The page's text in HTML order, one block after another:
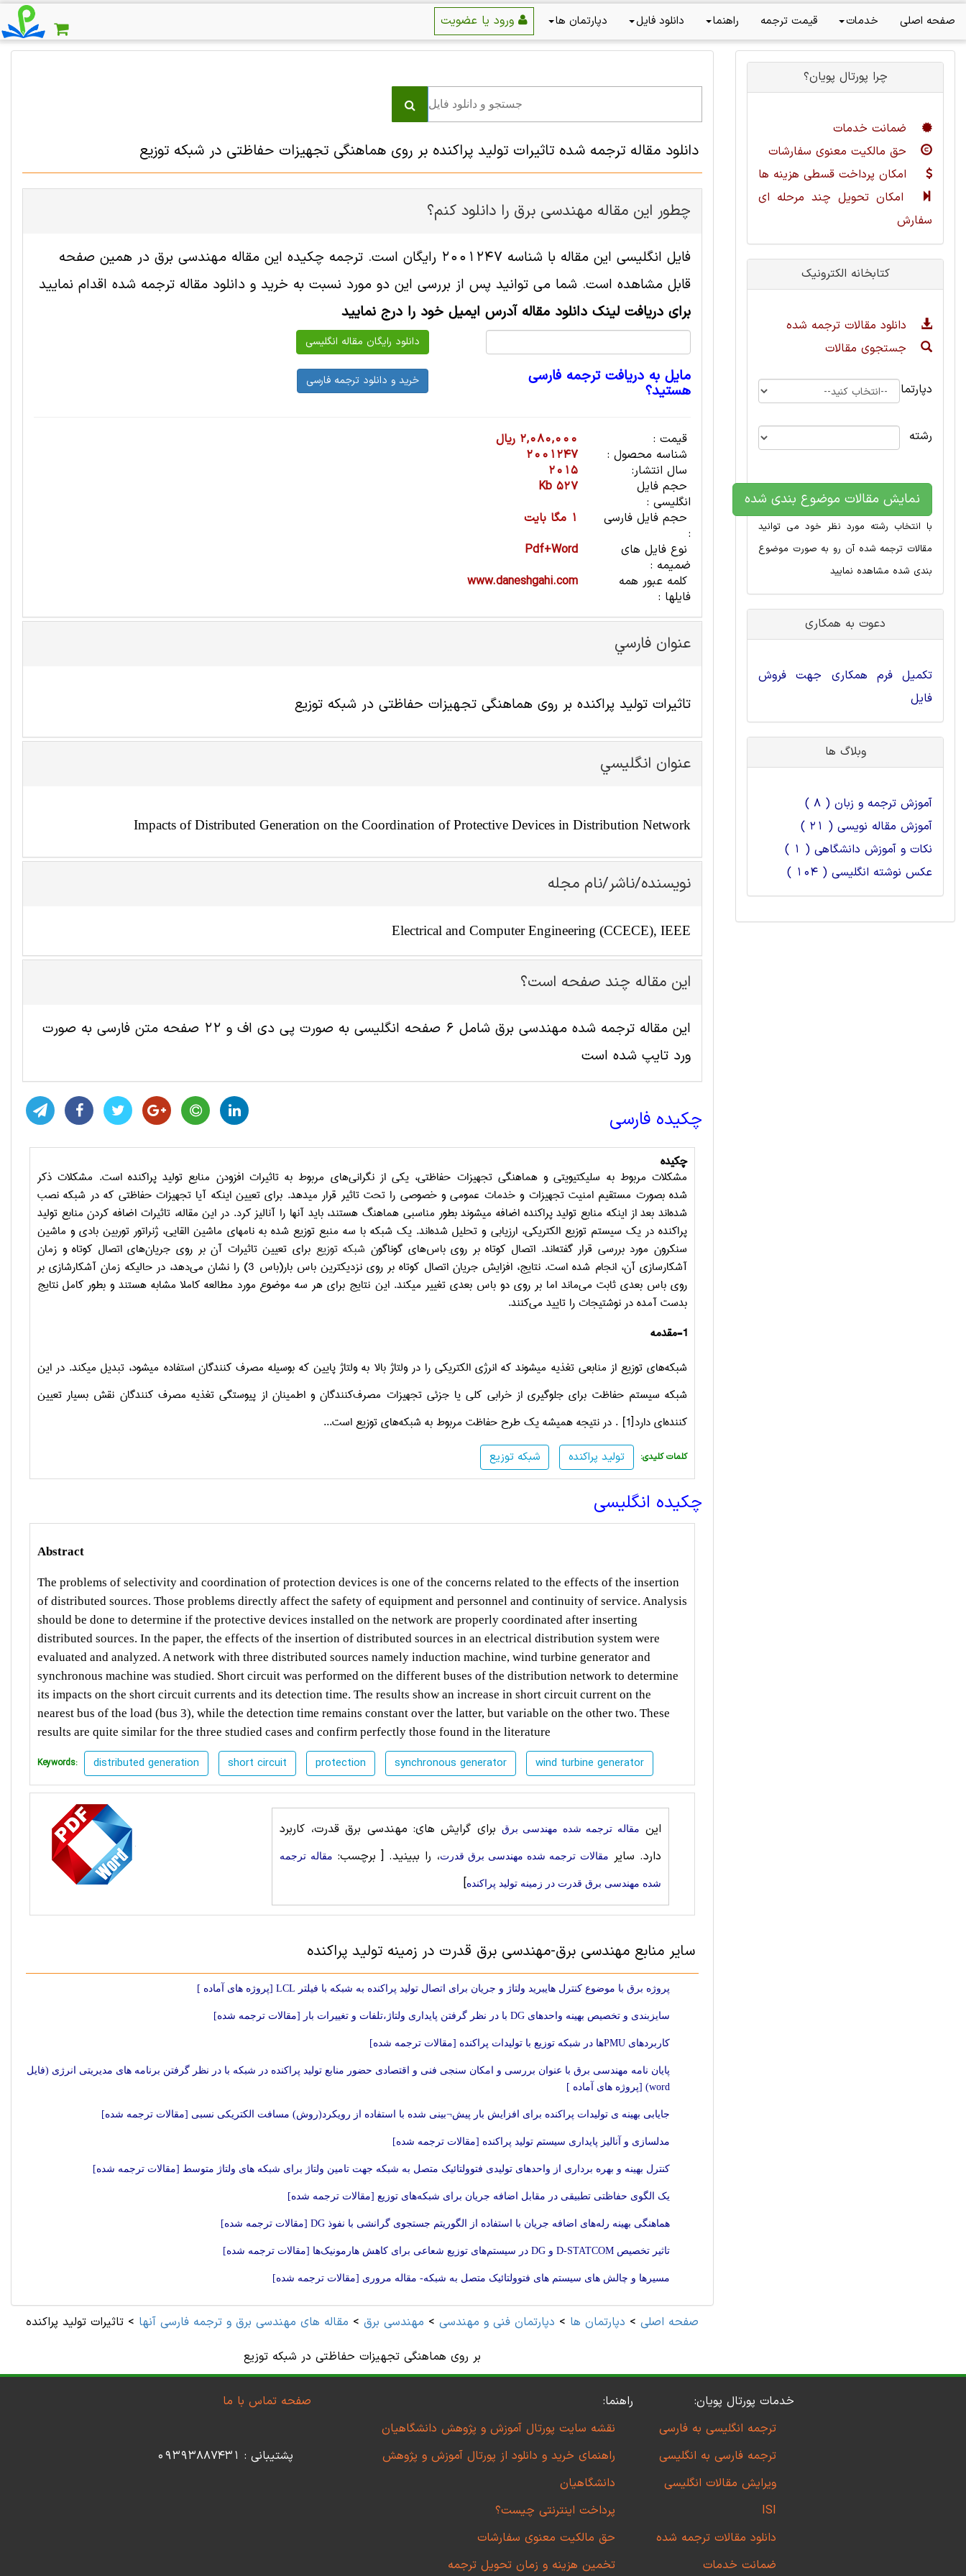
صفحه اصلی خدمات قیمت ترجمه راهنما دانلود فایل دپارتمان ها
دانلود مقاله ترجمه شده تاثیرات تولید پراکنده بر روی هماهنگی تجهیزات حفاظتی در شبکه توزیع
چطور این مقاله مهندسی برق را دانلود کنم؟
فایل انگلیسی این مقاله با شناسه 2001247 رایگان است. ترجمه چکیده این مقاله مهندسی برق در همین صفحه
قابل مشاهده است. شما می توانید پس از بررسی این دو مورد نسبت به خرید و دانلود مقاله ترجمه شده اقدام نمایید
برای دریافت لینک دانلود مقاله آدرس ایمیل خود را درج نمایید
مایل به دریافت ترجمه فارسی
هستید؟
قیمت :
2,080,000 ریال
شناسه محصول :
2001247
سال انتشار:
2015
حجم فایل
انگلیسی :
527 Kb
حجم فایل فارسی
:
1 مگا بایت
نوع فایل های
ضمیمه :
Pdf+Word
کلمه عبور همه
فایلها :
www.daneshgahi.com
عنوان فارسي
تاثیرات تولید پراکنده بر روی هماهنگی تجهیزات حفاظتی در شبکه توزیع
عنوان انگليسي
Impacts of Distributed Generation on the Coordination of Protective Devices in Distribution Network
نویسنده/ناشر/نام مجله
Electrical and Computer Engineering (CCECE), IEEE
این مقاله چند صفحه است؟
این مقاله ترجمه شده مهندسی برق شامل 6 صفحه انگلیسی به صورت پی دی اف و 22 صفحه متن فارسی به صورت
ورد تایپ شده است
چکیده فارسی
چکیده
مشکلات مربوط به سلیکتیویتی و هماهنگی تجهیزات حفاظتی، یکی از نگرانی‌های مربوط به تاثیرات افزودن منابع تولید پراکنده است. مشکلات ذکر
شده بصورت مستقیم امنیت تجهیزات و خدمات عمومی و خصوصی را تحت تاثیر قرار میدهد. برای تعیین اینکه آیا تجهیزات حفاظتی که در شبکه نصب
شده‌اند بعد از اینکه منابع تولید پراکنده اضافه میشوند بطور مناسبی هماهنگ هستند، باید آنها را آنالیز کرد. در این مقاله، تاثیرات اضافه کردن منابع تولید
پراکنده در یک سیستم توزیع الکتریکی، ارزیابی و تحلیل شده‌اند. یک شبکه با سه منبع توزیع شده به نامهای ماشین القایی، ژنراتور توربین بادی و ماشین
سنکرون مورد بررسی قرار گفته‌اند. اتصال کوتاه بر روی باس‌های گوناگون شبکه توزیع برای تعیین تاثیرات آن بر روی جریان‌های اتصال کوتاه و زمان
آشکارسازی آن، انجام شده است. نتایج، افزایش جریان اتصال کوتاه بر روی نزدیکترین باس بار(باس 3) را نشان می‌دهد، در حالیکه زمان آشکارشازی بر
روی باس بعدی ثابت می‌ماند اما بر روی دو باس بعدی تغییر میکند. این نتایج برای هر سه موضوع مورد مطالعه کاملا مشابه هستند و بطور کامل نتایج
بدست آمده در نوشتیجات را تایید می‌کنند.
1-مقدمه
شبکه‌های توزیع از منابعی تغذیه میشوند که انرژی الکتریکی را در ولتاژ بالا به ولتاژ پایین که بوسیله مصرف کنندگان استفاده میشود، تبدیل میکند. در این
شبکه سیستم حفاظت برای جلوگیری از خرابی کلی یا جزئی تجهیزات مصرف‌کنندگان و اطمینان از پیوستگی تغذیه مصرف کنند‌گان نقش بسیار تعیین
کننده‌ای دارد[1] . در نتیجه همیشه یک طرح حفاظت مربوط به شبکه‌های توزیع است...
شبکه توزیع تولید پراکنده :کلمات کلیدی
چکیده انگلیسی
Abstract
The problems of selectivity and coordination of protection devices is one of the concerns related to the effects of the insertion
of distributed sources. Those problems directly affect the safety of equipment and personnel and continuity of service. Analysis
should be done to determine if the protective devices installed on the network are properly coordinated after inserting
distributed sources. In the paper, the effects of the insertion of distributed sources in an electrical distribution system were
evaluated and analyzed. A network with three distributed sources namely induction machine, wind turbine generator and
synchronous machine was studied. Short circuit was performed on the different buses of the distribution network to determine
its impacts on the short circuit currents and its detection time. The results show an increase in short circuit current on the
nearest bus of the load (bus 3), while the detection time remains constant over the latter, but variable on the other two. These
results are quite similar for the three studied cases and confirm perfectly those found in the literature
Keywords: distributed generation short circuit protection synchronous generator wind turbine generator
این مقاله ترجمه شده مهندسی برقبرای گرایش های: مهندسی برق قدرت، کاربرد
دارد. سایر مقالات ترجمه شده مهندسی برق قدرت، را ببینید.[ برچسب: مقاله ترجمه
شده مهندسی برق قدرت در زمینه تولید پراکنده]
سایر منابع مهندسی برق-مهندسی برق قدرت در زمینه تولید پراکنده
پروژه برق با موضوع کنترل هایبرید ولتاژ و جریان برای اتصال تولید پراکنده به شبکه با فیلتر LCL [پروژه های آماده ]
سایزبندی و تخصیص بهینه واحدهای DG با در نظر گرفتن پایداری ولتاژ،تلفات و تغییرات بار [مقالات ترجمه شده]
کاربردهای PMUها در شبکه توزیع با تولیدات پراکنده [مقالات ترجمه شده]
پایان نامه مهندسی برق با عنوان بررسی و امکان سنجی فنی و اقتصادی حضور منابع تولید پراکنده در شبکه با در نظر گرفتن برنامه های مدیریتی انرژی (فایل
word) [پروژه های آماده ]
جایابی بهینه ی تولیدات پراکنده برای افزایش بار پیش¬بینی شده با استفاده از رویکرد(روش) مسافت الکتریکی نسبی [مقالات ترجمه شده]
مدلسازی و آنالیز پایداری سیستم تولید پراکنده [مقالات ترجمه شده]
کنترل بهینه و بهره برداری از واحدهای تولیدی فتوولتائیک متصل به شبکه جهت تامین ولتاژ برای شبکه های ولتاژ متوسط [مقالات ترجمه شده]
یک الگوی حفاظتی تطبیقی در مقابل اضافه جریان برای شبکه‌های توزیع [مقالات ترجمه شده]
هماهنگی بهینه رله‌های اضافه جریان با استفاده از الگوریتم جستجوی گرانشی با نفوذ DG [مقالات ترجمه شده]
تاثیر تخصیص D-STATCOM و DG در سیستم‌های توزیع شعاعی برای کاهش هارمونیک‌ها [مقالات ترجمه شده]
مسیرها و چالش های سیستم های فتوولتائیک متصل به شبکه- مقاله مروری [مقالات ترجمه شده]
صفحه اصلی > دپارتمان ها > دپارتمان فنی و مهندسی > مهندسی برق > مقاله های مهندسی برق و ترجمه فارسی آنها > تاثیرات تولید پراکنده
بر روی هماهنگی تجهیزات حفاظتی در شبکه توزیع
چرا پورتال پویان؟
ضمانت خدمات
حق مالکیت معنوی سفارشات
امکان پرداخت قسطی هزینه ها
امکان تحویل چند مرحله ای
سفارش
کتابخانه الکترونیک
دانلود مقالات ترجمه شده
جستجوی مقالات
دپارتمان
رشته
نمایش مقالات موضوع بندی شده
با انتخاب رشته مورد نظر خود می توانید
مقالات ترجمه شده آن رو به صورت موضوع
بندی شده مشاهده نمایید
دعوت به همکاری
تکمیل فرم همکاری جهت فروش
فایل
وبلاگ ها
آموزش ترجمه و زبان ( 8 )
آموزش مقاله نویسی ( 21 )
نکات و آموزش دانشگاهی ( 1 )
عکس نوشته انگلیسی ( 104 )
خدمات پورتال پویان:
ترجمه انگلیسی به فارسی
ترجمه فارسی به انگلیسی
ویرایش مقالات انگلیسی
ISI
دانلود مقالات ترجمه شده
ضمانت خدمات
راهنما:
نقشه سایت پورتال آموزش و پژوهش دانشگاهیان
راهنمای خرید و دانلود از پورتال آموزش و پژوهش
دانشگاهیان
پرداخت اینترنتی چیست؟
حق مالکیت معنوی سفارشات
تخمین هزینه و زمان تحویل ترجمه
صفحه تماس با ما
پشتیبانی : 09393887431